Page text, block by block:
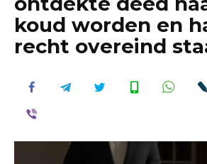
koud worden en
recht overeind